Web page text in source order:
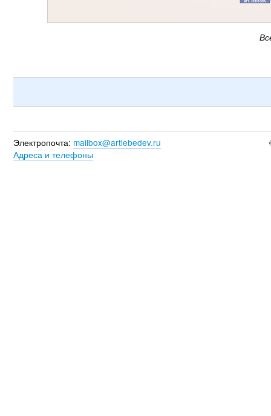
Электропочта: mailbox@artlebedev.ru
Адреса и телефоны